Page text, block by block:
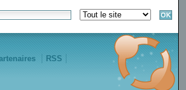
RSS